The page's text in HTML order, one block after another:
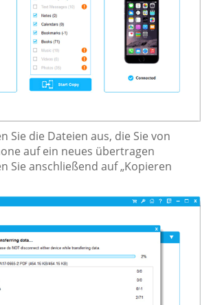
Sie die Dateien aus, die Sie von
auf ein neues übertragen
Sie anschließend auf „Kopieren